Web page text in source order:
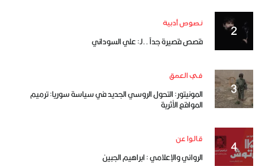
نصوص أدبية
قصص قصيرة جداً ..لـ: علي السوداني
في العمق
المونيتور: التحول الروسي الجديد في سياسة سوريا: ترميم
المواقع الأثرية
قالوا عن
الروائي والإعلامي : ابراهيم الجبين